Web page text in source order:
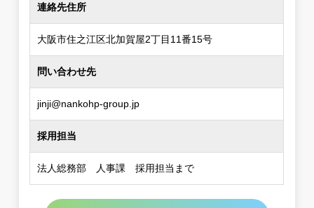
連絡先住所
大阪市住之江区北加賀屋2丁目11番15号
問い合わせ先
jinji@nankohp-group.jp
採用担当
法人総務部 人事課 採用担当まで